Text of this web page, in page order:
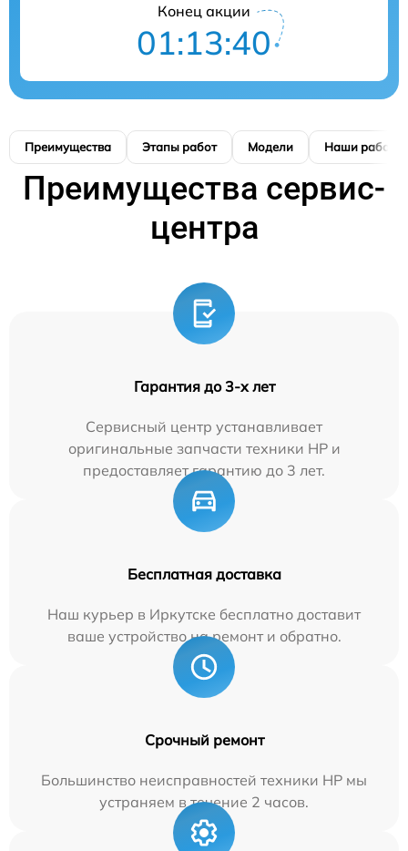
Конец акции
01:13:39
Преимущества Этапы работ Модели Наши работы
Преимущества сервис-
центра
Гарантия до 3-х лет
Сервисный центр устанавливает
оригинальные запчасти техники HP и
предоставляет гарантию до 3 лет.
Бесплатная доставка
Наш курьер в Иркутске бесплатно доставит
ваше устройство на ремонт и обратно.
Срочный ремонт
Большинство неисправностей техники HP мы
устраняем в течение 2 часов.